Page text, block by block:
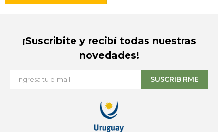
¡Suscribite y recibí todas nuestras
novedades!
SUSCRIBIRME